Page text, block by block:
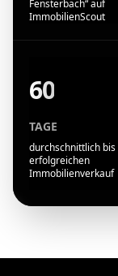
Fensterbach“ auf
ImmobilienScout
60
TAGE
durchschnittlich bis
erfolgreichen
Immobilienverkauf